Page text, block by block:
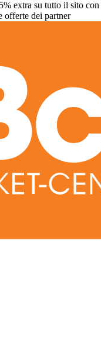
extra su tutto il sito
offerte dei partner